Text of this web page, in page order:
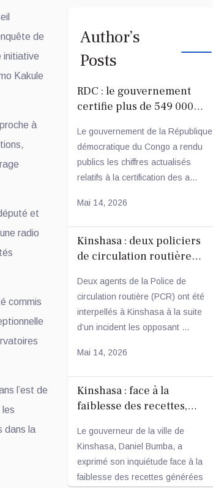
de
initiative
Kakule
à
et
radio
commis
l’est de
les
dans la
Author’s
Posts
RDC : le gouvernement
certifie plus de 549 000
Le gouvernement de la République
démocratique du Congo a rendu
publics les chiffres actualisés
relatifs à la certification des a...
Mai 14, 2026
Kinshasa : deux policiers
de circulation routière
altercation avec un
conducteur
Deux agents de la Police de
circulation routière (PCR) ont été
interpellés à Kinshasa à la suite
d’un incident les opposant ...
Mai 14, 2026
Kinshasa : face à la
faiblesse des recettes,
mesures fiscales
ambitieuses
Le gouverneur de la ville de
Kinshasa, Daniel Bumba, a
exprimé son inquiétude face à la
faiblesse des recettes générées